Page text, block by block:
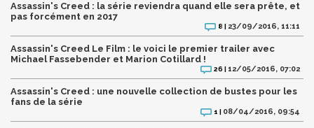
Assassin's Creed : la série reviendra quand elle sera prête, et
pas forcément en 2017
8 | 23/09/2016, 11:11
Assassin's Creed Le Film : le voici le premier trailer avec
Michael Fassebender et Marion Cotillard !
26 | 12/05/2016, 07:02
Assassin's Creed : une nouvelle collection de bustes pour les
fans de la série
1 | 08/04/2016, 09:54